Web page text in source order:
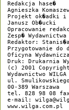
Redakcja hase�
Agnieszka
Projekt ok�adki i
Janusz Ob�ucki
Opracowanie
Zesp�
Redaktor:
Przygotowanie do
Oficyna
Druk: Drukarnia
(c) 2001
Wydawnictwo WILGA
ul.
00-389 Warszawa
tel. 828 98 08
e-mail:
www.wilga.com.pl